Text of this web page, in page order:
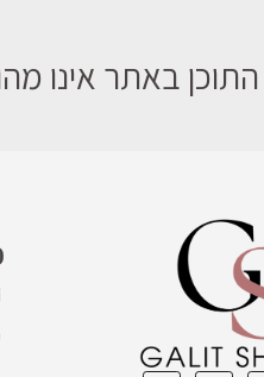
התוכן באתר אינו